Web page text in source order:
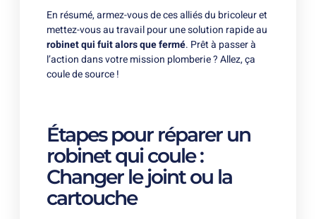
En résumé, armez-vous de ces alliés du bricoleur et
mettez-vous au travail pour une solution rapide au
robinet qui fuit alors que fermé. Prêt à passer à
l’action dans votre mission plomberie ? Allez, ça
coule de source !
Étapes pour réparer un
robinet qui coule :
Changer le joint ou la
cartouche